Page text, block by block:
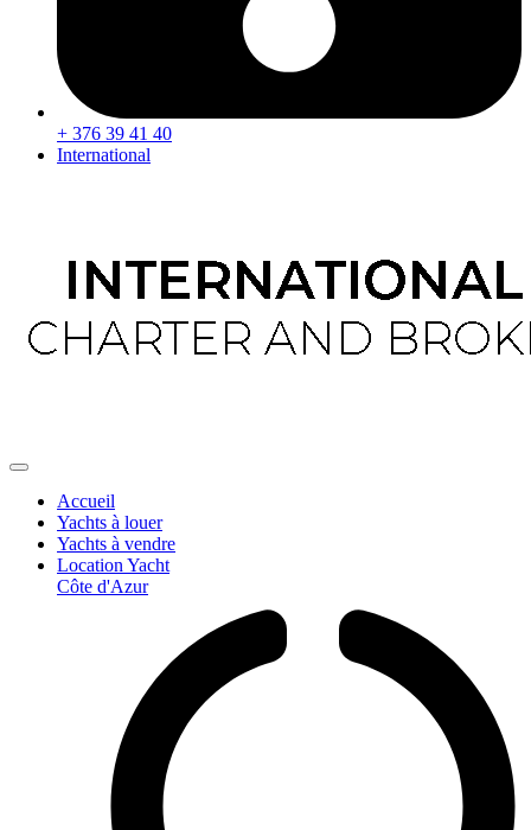
+ 376 39 41 40
International
Accueil
Yachts à louer
Yachts à vendre
Location Yacht
Côte d'Azur